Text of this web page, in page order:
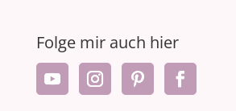
Folge mir auch hier